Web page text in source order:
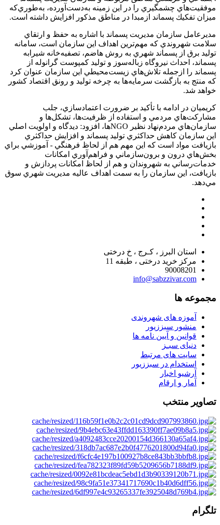
موفقيت‌هاي چشمگيري را در اين زمينه به‌دست‌آورده، به‌طوري‌كه
ميزان تفكيك پسماند ازمبدا در مناطق مذكور افزايش داشته است.
مديرعامل سازمان مديريت پسماند با اشاره به حفظ و ارتقاي
سلامت شهروندي كه مهم‌ترين اهداف اين سازمان است، سامانه
توليد برق از پسماند شهري به روش هاضم، تصفيه‌خانه شيرابه
پسماند، احداث نيروگاه زباله‌سوز و توليد كمپوست گرانوله از
پسماند را ازجمله تلاش‌هاي زيست‌محيطي اين سازمان عنوان كرد
كه منتج به بازگشت سرمايه‌ها به چرخه توليد و رونق اقتصاد كشور
خواهد شد.
كريميان در ادامه با تأكيد بر ضرورت اعتماد‌سازي‌، جلب
مشاركت‌هاي مردمي و استفاده از ظرفيت‌ها، تشكل‌ها و
سازمان‌هاي مردم‌نهاد نظير NGOها، افزود: ديدگاه و اولويت اصلي
اين سازمان كاهش حداكثري توليد پسماند و افزايش حداكثري
بازيافت مواد است كه اين مهم هم از لحاظ فرهنگي - آموزشي براي
بخش‌هاي درون و برون‌سازماني و فراهم‌آوري امكانات
خدمات‌رساني به شهروندان و هم از لحاظ امكانات پردازش و
بازيافت، اين سازمان را به سمت اهداف عاليه مديريت شهري سوق
مي‌دهد.
استان البرز ، کـرج ، خ درختی
مرکز خرید درختی ، طبقه 11
90008201
info@sabzzivar.com
مجموعه ها
آموزه های شهروندی
منشور سبززیور
قوانین و آیین نامه ها
دنیای سبـز
سایت های مرتبط
استخدام در سبززیور
آرشیو اخبار
آمار و ارقام
تصاویر منتخب
تلگرام